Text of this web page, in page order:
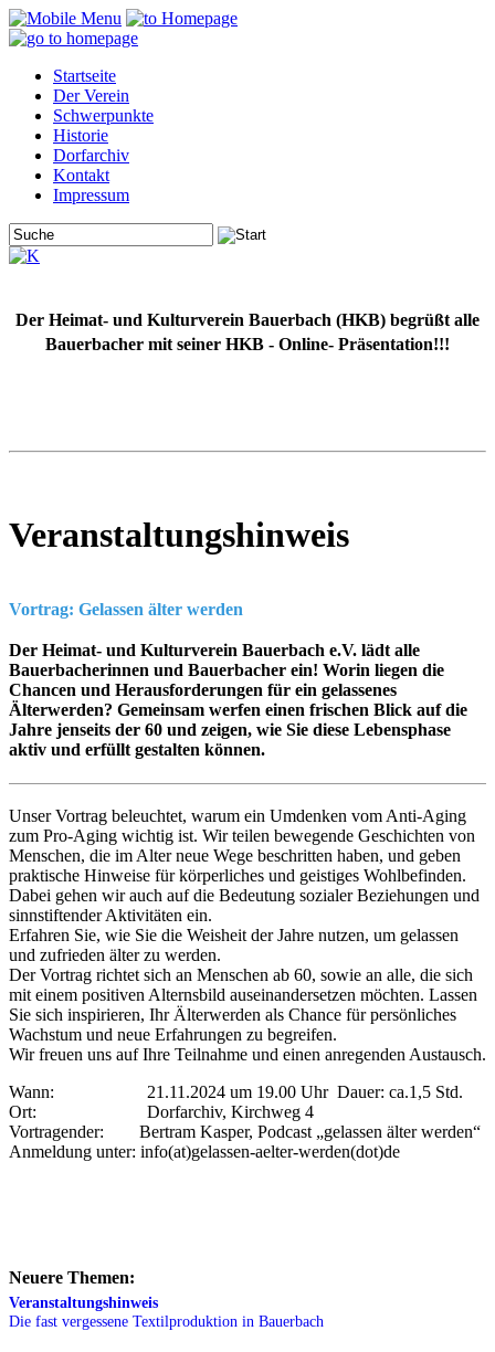
Startseite
Der Verein
Schwerpunkte
Historie
Dorfarchiv
Kontakt
Impressum
Der Heimat- und Kulturverein Bauerbach (HKB) begrüßt alle
Bauerbacher mit seiner HKB - Online- Präsentation!!!
Veranstaltungshinweis
Vortrag: Gelassen älter werden
Der Heimat- und Kulturverein Bauerbach e.V. lädt alle
Bauerbacherinnen und Bauerbacher ein! Worin liegen die
Chancen und Herausforderungen für ein gelassenes
Älterwerden? Gemeinsam werfen einen frischen Blick auf die
Jahre jenseits der 60 und zeigen, wie Sie diese Lebensphase
aktiv und erfüllt gestalten können.
Unser Vortrag beleuchtet, warum ein Umdenken vom Anti-Aging
zum Pro-Aging wichtig ist. Wir teilen bewegende Geschichten von
Menschen, die im Alter neue Wege beschritten haben, und geben
praktische Hinweise für körperliches und geistiges Wohlbefinden.
Dabei gehen wir auch auf die Bedeutung sozialer Beziehungen und
sinnstiftender Aktivitäten ein.
Erfahren Sie, wie Sie die Weisheit der Jahre nutzen, um gelassen
und zufrieden älter zu werden.
Der Vortrag richtet sich an Menschen ab 60, sowie an alle, die sich
mit einem positiven Alternsbild auseinandersetzen möchten. Lassen
Sie sich inspirieren, Ihr Älterwerden als Chance für persönliches
Wachstum und neue Erfahrungen zu begreifen.
Wir freuen uns auf Ihre Teilnahme und einen anregenden Austausch.
Wann: 21.11.2024 um 19.00 Uhr Dauer: ca.1,5 Std.
Ort: Dorfarchiv, Kirchweg 4
Vortragender: Bertram Kasper, Podcast „gelassen älter werden“
Anmeldung unter: info(at)gelassen-aelter-werden(dot)de
Neuere Themen:
Veranstaltungshinweis
Die fast vergessene Textilproduktion in Bauerbach